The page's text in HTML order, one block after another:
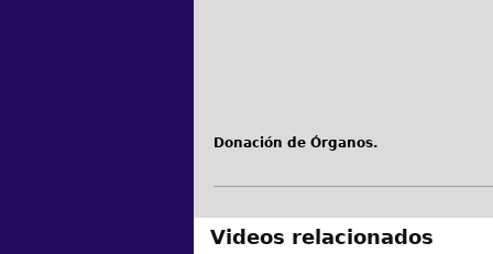
Donación de Órganos.
Videos relacionados